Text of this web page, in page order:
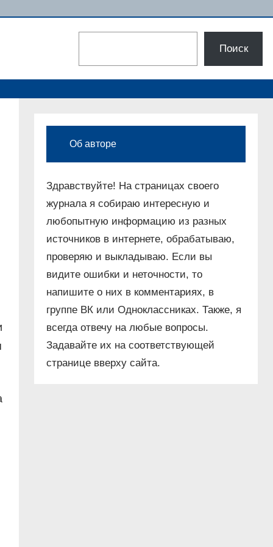
Поиск
Об авторе
Здравствуйте! На страницах своего
журнала я собираю интересную и
любопытную информацию из разных
источников в интернете, обрабатываю,
проверяю и выкладываю. Если вы
видите ошибки и неточности, то
напишите о них в комментариях, в
группе ВК или Одноклассниках. Также, я
всегда отвечу на любые вопросы.
Задавайте их на соответствующей
странице вверху сайта.